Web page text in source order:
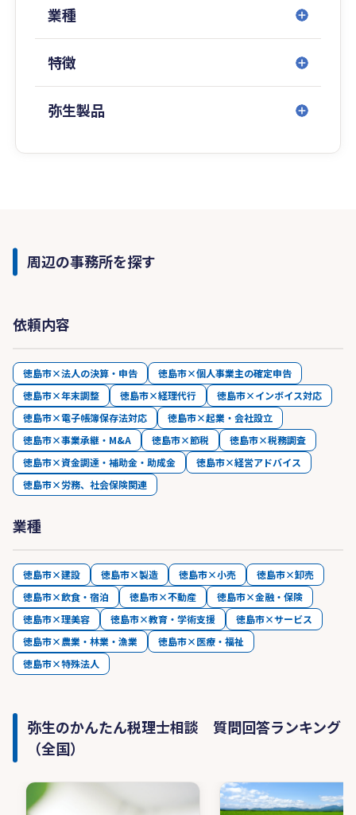
「税金のことを気軽に相談できる税理士」とし
す。
業種
特徴
弥生製品
周辺の事務所を探す
依頼内容
徳島市×法人の決算・申告
徳島市×個人事業主の確定申告
徳島市×年末調整
徳島市×経理代行
徳島市×インボイス対応
徳島市×電子帳簿保存法対応
徳島市×起業・会社設立
徳島市×事業承継・M&A
徳島市×節税
徳島市×税務調査
徳島市×資金調達・補助金・助成金
徳島市×経営アドバイス
徳島市×労務、社会保険関連
業種
徳島市×建設 徳島市×製造 徳島市×小売
徳島市×卸売
徳島市×飲食・宿泊
徳島市×不動産
徳島市×金融・保険
徳島市×理美容
徳島市×教育・学術支援
徳島市×サービス
徳島市×農業・林業・漁業
徳島市×医療・福祉
徳島市×特殊法人
弥生のかんたん税理士相談 質問回答ランキング
（全国）